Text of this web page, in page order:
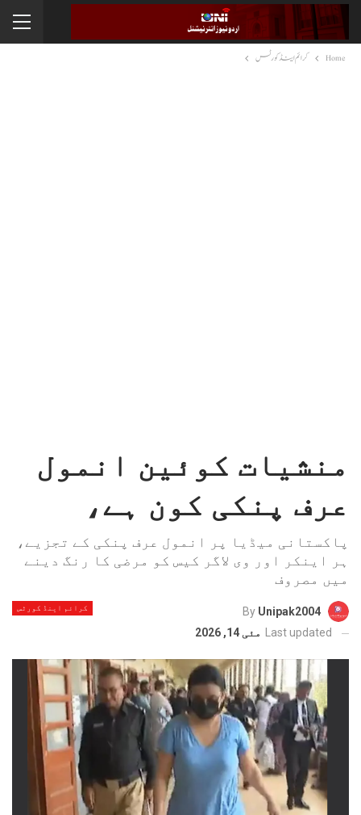
Home کرائم اینڈ کورٹس
منشیات کوئین انمول
عرف پنکی کون ہے،
پاکستانی میڈیا پر انمول عرف پنکی کے تجزیے،
ہر اینکر اور وی لاگر کیس کو مرضی کا رنگ دینے
میں مصروف
کرائم اینڈ کورٹس By Unipak2004
Last updated مئی 14, 2026